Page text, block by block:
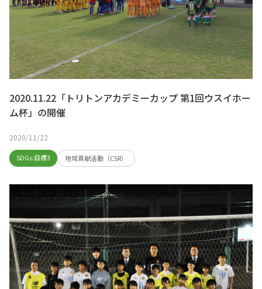
2020.11.22「トリトンアカデミーカップ 第1回ウスイホー
ム杯」の開催
2020/11/22
SDGs:目標3 地域貢献活動（CSR）